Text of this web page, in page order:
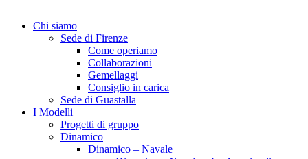
Chi siamo
Sede di Firenze
Come operiamo
Collaborazioni
Gemellaggi
Consiglio in carica
Sede di Guastalla
I Modelli
Progetti di gruppo
Dinamico
Dinamico – Navale